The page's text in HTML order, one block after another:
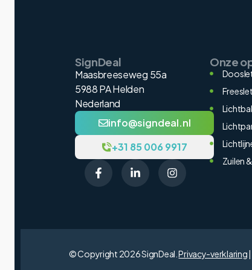
SignDeal
Maasbreeseweg 55a
5988 PA Helden
Nederland
info@signdeal.nl
+31 85 006 9917
Onze
Zuilen
© Copyright 2026 SignDeal.Privacy-verklaring|